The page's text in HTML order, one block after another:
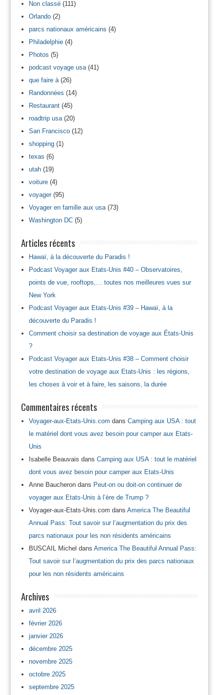
Non classé(111)
Orlando(2)
parcs nationaux américains (4)
Philadelphie(4)
Photos (5)
podcast voyage usa(41)
que faire à(26)
Randonnées (14)
Restaurant(45)
roadtrip usa(20)
San Francisco(12)
shopping(1)
texas (6)
utah(19)
voiture(4)
voyager(95)
Voyager en famille aux usa(73)
Washington DC(5)
Articles récents
Hawaï, à la découverte du Paradis !
Podcast Voyager aux Etats-Unis #40 – Observatoires,
points de vue, rooftops,… toutes nos meilleures vues sur
New York
Podcast Voyager aux Etats-Unis #39 – Hawaï, à la
découverte du Paradis !
Comment choisir sa destination de voyage aux États-Unis
?
Podcast Voyager aux Etats-Unis #38 – Comment choisir
votre destination de voyage aux Etats-Unis : les régions,
les choses à voir et à faire, les saisons, la durée
Commentaires récents
Voyager-aux-Etats-Unis.com dans Camping aux USA : tout
le matériel dont vous avez besoin pour camper aux Etats-
Unis
Isabelle Beauvais dans Camping aux USA : tout le matériel
dont vous avez besoin pour camper aux Etats-Unis
Anne Baucherondans Peut-on ou doit-on continuer de
voyager aux Etats-Unis à l’ère de Trump ?
Voyager-aux-Etats-Unis.com dans America The Beautiful
Annual Pass: Tout savoir sur l’augmentation du prix des
parcs nationaux pour les non résidents américains
BUSCAIL Michel dans America The Beautiful Annual Pass:
Tout savoir sur l’augmentation du prix des parcs nationaux
pour les non résidents américains
Archives
avril 2026
février 2026
janvier 2026
décembre 2025
novembre 2025
octobre 2025
septembre 2025